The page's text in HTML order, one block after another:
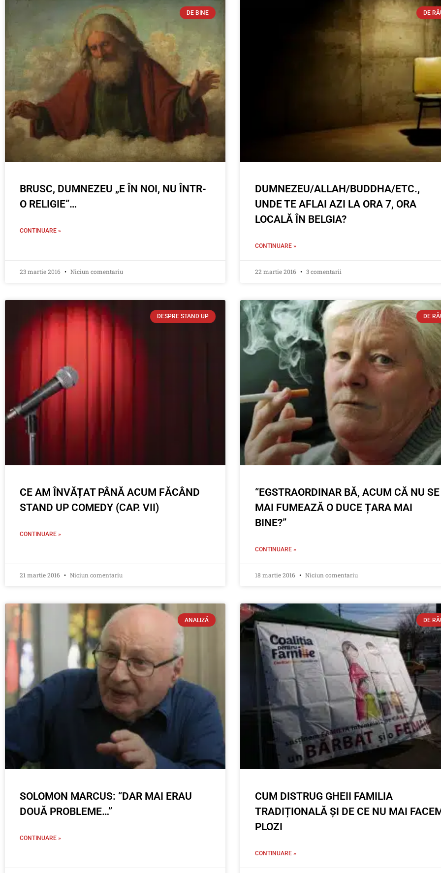
DE BINE
BRUSC, DUMNEZEU „E ÎN NOI, NU ÎNTR-
O RELIGIE”…
CONTINUARE »
23 martie 2016 Niciun comentariu
DE
DUMNEZEU/ALLAH/BUDDHA/ETC.,
UNDE TE AFLAI AZI LA ORA 7, ORA
LOCALĂ ÎN BELGIA?
CONTINUARE »
22 martie 2016 3 comentarii
DESPRE STAND UP
CE AM ÎNVĂȚAT PÂNĂ ACUM FĂCÂND
STAND UP COMEDY (CAP. VII)
CONTINUARE »
21 martie 2016 Niciun comentariu
DE
“EGSTRAORDINAR BĂ, ACUM CĂ NU SE
MAI FUMEAZĂ O DUCE ȚARA MAI
BINE?”
CONTINUARE »
18 martie 2016 Niciun comentariu
ANALIZĂ
SOLOMON MARCUS: “DAR MAI ERAU
DOUĂ PROBLEME…”
CONTINUARE »
DE
CUM DISTRUG GHEII FAMILIA
TRADIȚIONALĂ ȘI DE CE NU MAI
PLOZI
CONTINUARE »